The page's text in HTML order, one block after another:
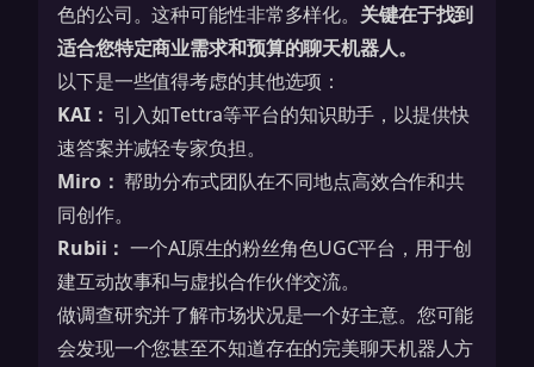
色的公司。这种可能性非常多样化。 关键在于找到
适合您特定商业需求和预算的聊天机器人。
以下是一些值得考虑的其他选项：
KAI： 引入如Tettra等平台的知识助手，以提供快
速答案并减轻专家负担。
Miro： 帮助分布式团队在不同地点高效合作和共
同创作。
Rubii： 一个AI原生的粉丝角色UGC平台，用于创
建互动故事和与虚拟合作伙伴交流。
做调查研究并了解市场状况是一个好主意。您可能
会发现一个您甚至不知道存在的完美聊天机器人方